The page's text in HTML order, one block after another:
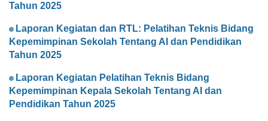
Tahun 2025
Laporan Kegiatan dan RTL: Pelatihan Teknis Bidang
Kepemimpinan Sekolah Tentang AI dan Pendidikan
Tahun 2025
Laporan Kegiatan Pelatihan Teknis Bidang
Kepemimpinan Kepala Sekolah Tentang AI dan
Pendidikan Tahun 2025